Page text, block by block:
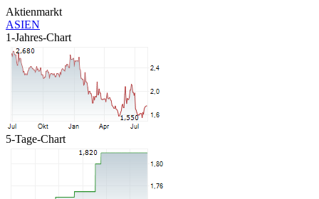
Aktienmarkt
ASIEN
1-Jahres-Chart
5-Tage-Chart